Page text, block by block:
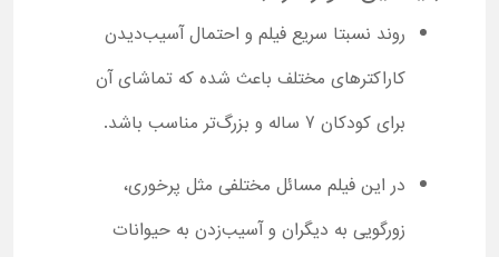
روند نسبتا سریع فیلم و احتمال آسیب‌دیدن
کاراکترهای مختلف باعث شده که تماشای آن
برای کودکان 7 ساله و بزرگ‌تر مناسب باشد.
در این فیلم مسائل مختلفی مثل پرخوری،
زورگویی به دیگران و آسیب‌زدن به حیوانات